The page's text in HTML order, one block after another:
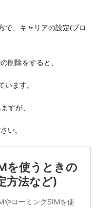
で、キャリアの設定(プロ
削除をすると、
ます。
すが、
い。